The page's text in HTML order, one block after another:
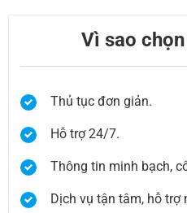
Vì sao
Thủ tục đơn giản.
Hỗ trợ 24/7.
Thông tin minh bạch,
Dịch vụ tận tâm, hỗ trợ